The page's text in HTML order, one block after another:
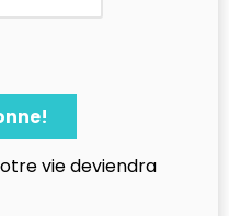
vie deviendra